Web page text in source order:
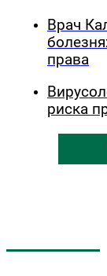
Врач
права
риска